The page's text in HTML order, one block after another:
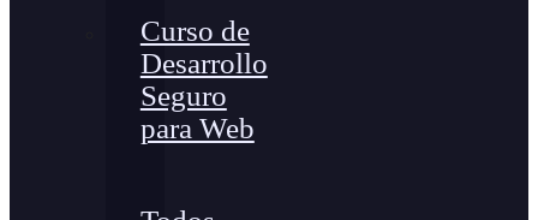
Curso de
Desarrollo
Seguro
para Web